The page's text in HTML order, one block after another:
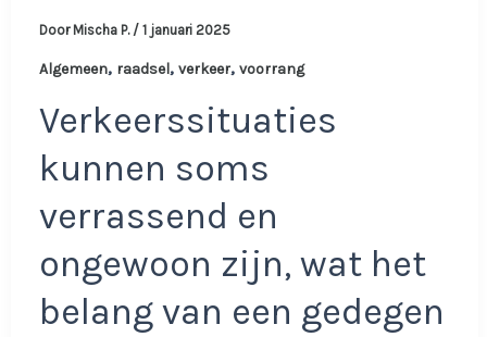
Door Mischa P. / 1 januari 2025
Algemeen, raadsel, verkeer, voorrang
Verkeerssituaties
kunnen soms
verrassend en
ongewoon zijn, wat het
belang van een gedegen